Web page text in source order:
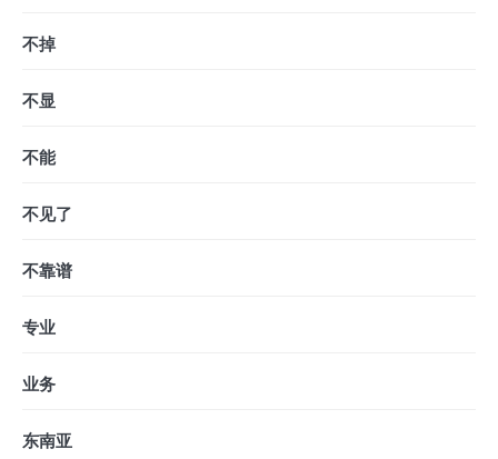
不掉
不显
不能
不见了
不靠谱
专业
业务
东南亚